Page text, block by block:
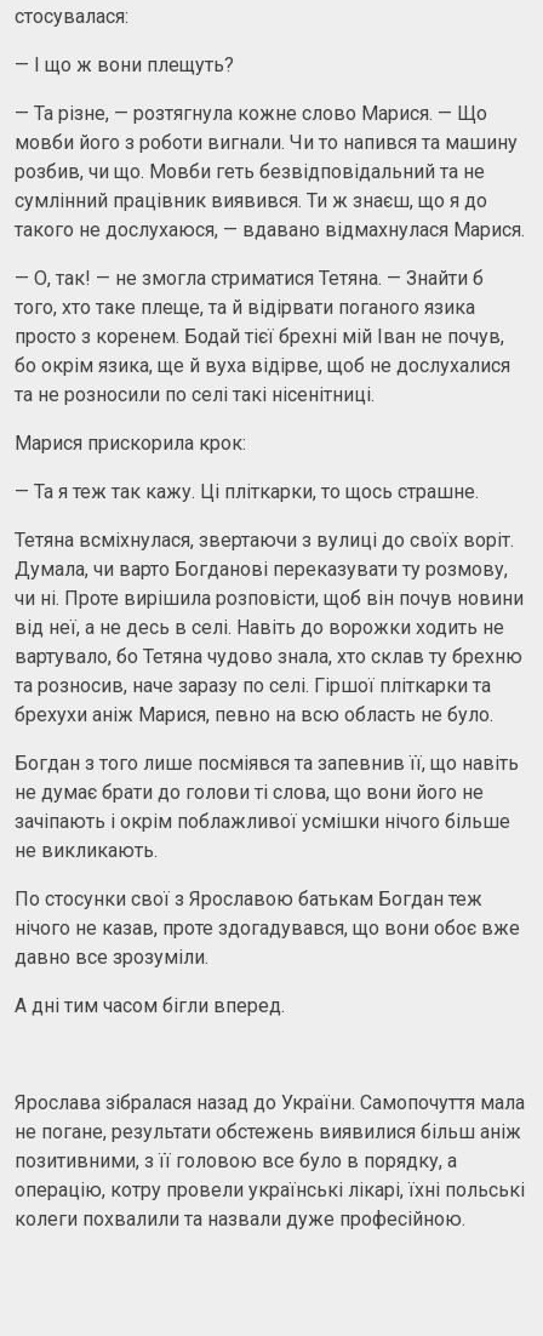
стосувалася:
— І що ж вони плещуть?
— Та різне, — розтягнула кожне слово Марися. — Що
мовби його з роботи вигнали. Чи то напився та машину
розбив, чи що. Мовби геть безвідповідальний та не
сумлінний працівник виявився. Ти ж знаєш, що я до
такого не дослухаюся, — вдавано відмахнулася Марися.
— О, так! — не змогла стриматися Тетяна. — Знайти б
того, хто таке плеще, та й відірвати поганого язика
просто з коренем. Бодай тієї брехні мій Іван не почув,
бо окрім язика, ще й вуха відірве, щоб не дослухалися
та не розносили по селі такі нісенітниці.
Марися прискорила крок:
— Та я теж так кажу. Ці пліткарки, то щось страшне.
Тетяна всміхнулася, звертаючи з вулиці до своїх воріт.
Думала, чи варто Богданові переказувати ту розмову,
чи ні. Проте вирішила розповісти, щоб він почув новини
від неї, а не десь в селі. Навіть до ворожки ходить не
вартувало, бо Тетяна чудово знала, хто склав ту брехню
та розносив, наче заразу по селі. Гіршої пліткарки та
брехухи аніж Марися, певно на всю область не було.
Богдан з того лише посміявся та запевнив її, що навіть
не думає брати до голови ті слова, що вони його не
зачіпають і окрім поблажливої усмішки нічого більше
не викликають.
По стосунки свої з Ярославою батькам Богдан теж
нічого не казав, проте здогадувався, що вони обоє вже
давно все зрозуміли.
А дні тим часом бігли вперед.
Ярослава зібралася назад до України. Самопочуття мала
не погане, результати обстежень виявилися більш аніж
позитивними, з її головою все було в порядку, а
операцію, котру провели українські лікарі, їхні польські
колеги похвалили та назвали дуже професійною.